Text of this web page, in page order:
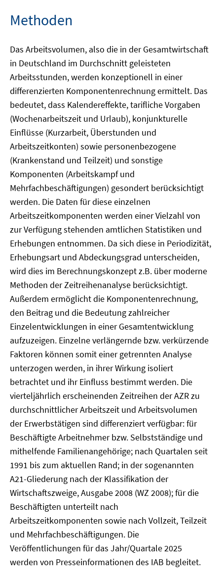
Methoden
Das Arbeitsvolumen, also die in der Gesamtwirtschaft
in Deutschland im Durchschnitt geleisteten
Arbeitsstunden, werden konzeptionell in einer
differenzierten Komponentenrechnung ermittelt. Das
bedeutet, dass Kalendereffekte, tarifliche Vorgaben
(Wochenarbeitszeit und Urlaub), konjunkturelle
Einflüsse (Kurzarbeit, Überstunden und
Arbeitszeitkonten) sowie personenbezogene
(Krankenstand und Teilzeit) und sonstige
Komponenten (Arbeitskampf und
Mehrfachbeschäftigungen) gesondert berücksichtigt
werden. Die Daten für diese einzelnen
Arbeitszeitkomponenten werden einer Vielzahl von
zur Verfügung stehenden amtlichen Statistiken und
Erhebungen entnommen. Da sich diese in Periodizität,
Erhebungsart und Abdeckungsgrad unterscheiden,
wird dies im Berechnungskonzept z.B. über moderne
Methoden der Zeitreihenanalyse berücksichtigt.
Außerdem ermöglicht die Komponentenrechnung,
den Beitrag und die Bedeutung zahlreicher
Einzelentwicklungen in einer Gesamtentwicklung
aufzuzeigen. Einzelne verlängernde bzw. verkürzende
Faktoren können somit einer getrennten Analyse
unterzogen werden, in ihrer Wirkung isoliert
betrachtet und ihr Einfluss bestimmt werden. Die
vierteljährlich erscheinenden Zeitreihen der AZR zu
durchschnittlicher Arbeitszeit und Arbeitsvolumen
der Erwerbstätigen sind differenziert verfügbar: für
Beschäftigte Arbeitnehmer bzw. Selbstständige und
mithelfende Familienangehörige; nach Quartalen seit
1991 bis zum aktuellen Rand; in der sogenannten
A21-Gliederung nach der Klassifikation der
Wirtschaftszweige, Ausgabe 2008 (WZ 2008); für die
Beschäftigten unterteilt nach
Arbeitszeitkomponenten sowie nach Vollzeit, Teilzeit
und Mehrfachbeschäftigungen. Die
Veröffentlichungen für das Jahr/Quartale 2025
werden von Presseinformationen des IAB begleitet.